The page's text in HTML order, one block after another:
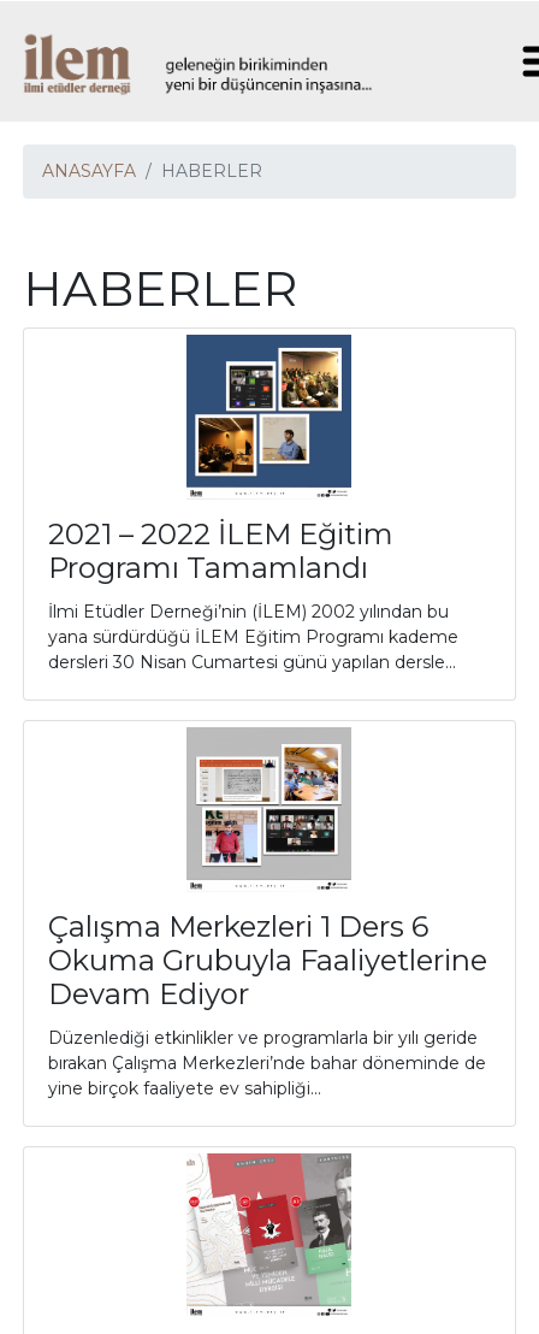
ANASAYFA HABERLER
HABERLER
2021 – 2022 İLEM Eğitim
Programı Tamamlandı
İlmi Etüdler Derneği’nin (İLEM) 2002 yılından bu
yana sürdürdüğü İLEM Eğitim Programı kademe
dersleri 30 Nisan Cumartesi günü yapılan dersle...
Çalışma Merkezleri 1 Ders 6
Okuma Grubuyla Faaliyetlerine
Devam Ediyor
Düzenlediği etkinlikler ve programlarla bir yılı geride
bırakan Çalışma Merkezleri’nde bahar döneminde de
yine birçok faaliyete ev sahipliği...